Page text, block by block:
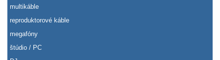
multikáble
reproduktorové káble
megafóny
štúdio / PC